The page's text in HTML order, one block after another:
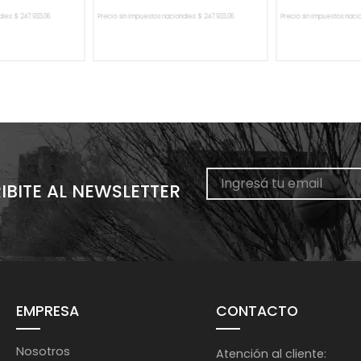
$ 247. 933, 06 Precio sin impuestos nacionales: $ 247. 933, 06 Precio sin impuestos
AL NEWSLETTER
EMPRESA
Nosotros
CONTACTO
Atención al cliente: